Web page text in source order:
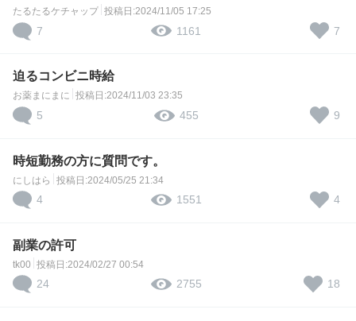
たるたるケチャップ 投稿日:2024/11/05 17:25
7 1161 7
迫るコンビニ時給
お薬まにまに 投稿日:2024/11/03 23:35
5 455 9
時短勤務の方に質問です。
にしはら 投稿日:2024/05/25 21:34
4 1551 4
副業の許可
tk00 投稿日:2024/02/27 00:54
24 2755 18